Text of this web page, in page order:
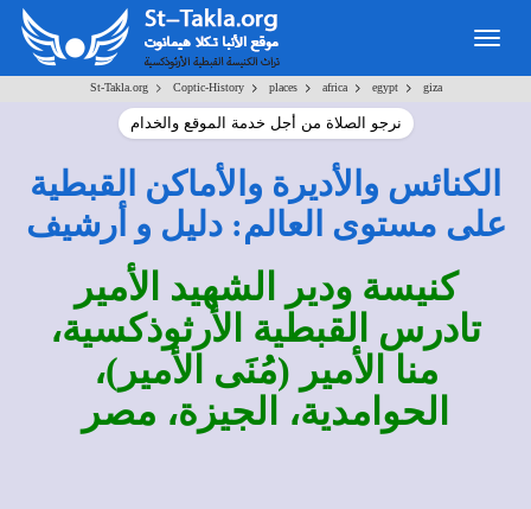
St-Takla.org> Coptic-History> places> africa> egypt> giza
نرجو الصلاة من أجل خدمة الموقع والخدام
الكنائس والأديرة والأماكن القبطية
على مستوى العالم: دليل و أرشيف
كنيسة ودير الشهيد الأمير
تادرس القبطية الأرثوذكسية،
منا الأمير (مُنَى الأمير)،
الحوامدية، الجيزة، مصر